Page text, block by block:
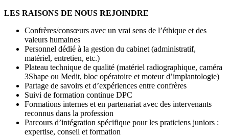
LES RAISONS DE NOUS REJOINDRE
Confrères/consœurs avec un vrai sens de l’éthique et des
valeurs humaines
Personnel dédié à la gestion du cabinet (administratif,
matériel, entretien, etc.)
Plateau technique de qualité (matériel radiographique, caméra
3Shape ou Medit, bloc opératoire et moteur d’implantologie)
Partage de savoirs et d’expériences entre confrères
Suivi de formation continue DPC
Formations internes et en partenariat avec des intervenants
reconnus dans la profession
Parcours d’intégration spécifique pour les praticiens juniors :
expertise, conseil et formation